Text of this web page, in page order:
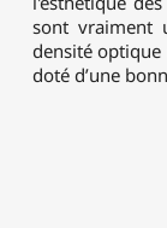
sont vraiment
densité optique
doté d’une